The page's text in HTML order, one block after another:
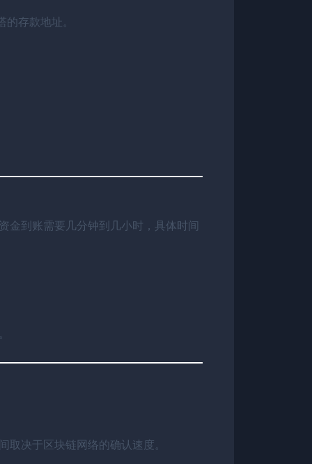
存款地址。
金到账需要几分钟到几小时，具体时间
决于区块链网络的确认速度。